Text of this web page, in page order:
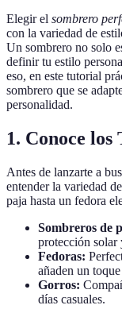
Elegir el sombrero
con la variedad de
Un sombrero no solo
definir tu estilo
eso, en este tutorial
sombrero que se
personalidad.
1. Conoce los
Antes de lanzarte a
entender la variedad
paja hasta un fedora
Sombreros de
protección solar
Fedoras:
añaden un
Gorros:
días casuales.